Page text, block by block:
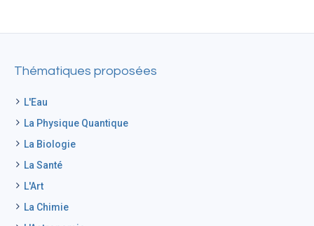
Thématiques proposées
L'Eau
La Physique Quantique
La Biologie
La Santé
L'Art
La Chimie